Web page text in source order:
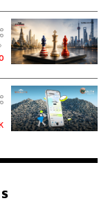
มอบสิทธิพิเศษ
ใช้บริการที่ห้าง
ส่วนลดพิเศษ ของ
หาไม่ได้จากที่อื่น
องเที่ยวให้มาใช้
ล์ กรุ๊ป แต่ยังช่วย
ประกอบการใน
อนของหลาย